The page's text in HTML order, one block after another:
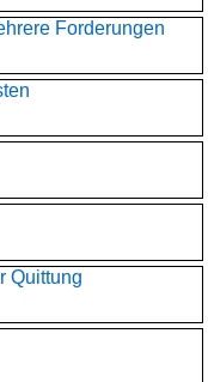
Forderungen
Quittung